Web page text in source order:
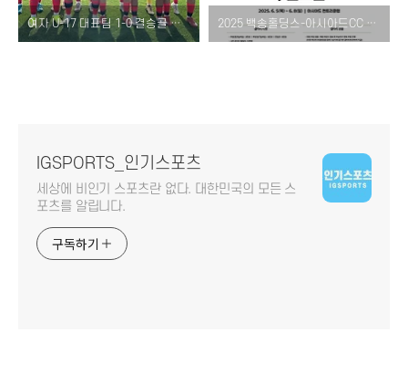
여자 U-17 대표팀 1-0 결승골 승리 – 2025 모로코 친선대회 코트디부아르전 결과 및 출전 명단 2025 백송홀딩스-아시아드CC 부산오픈 일정·티켓·상금·중계 총정리
IGSPORTS_인기스포츠
세상에 비인기 스포츠란 없다. 대한민국의 모든 스
포츠를 알립니다.
구독하기